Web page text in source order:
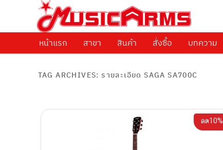
Music Arms
ศูนย์รวมครื่องดนตรีทุกชนิด ตั้งแต่เริ่มต้นถึงมืออาชีพ
Skip to primary content
Skip to secondary content
หน้าแรก สาขา สินค้า สั่งซื้อ บทความ
TAG ARCHIVES: รายละเอียด SAGA SA700C
ลด10%